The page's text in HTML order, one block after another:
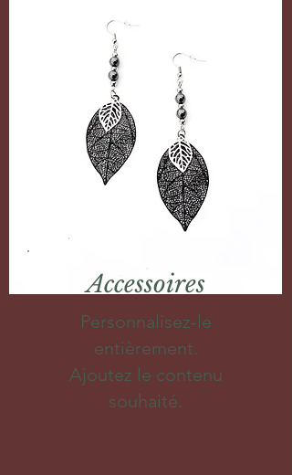
Accessoires
Personnalisez-le
entièrement.
Ajoutez le contenu
souhaité.